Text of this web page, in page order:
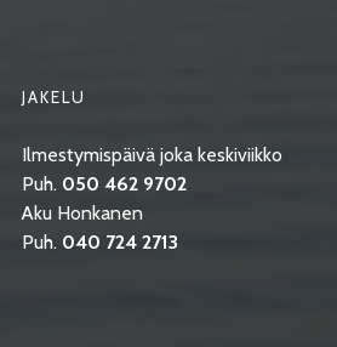
JAKELU
Ilmestymispäivä joka keskiviikko
Puh. 050 462 9702
Aku Honkanen
Puh. 040 724 2713